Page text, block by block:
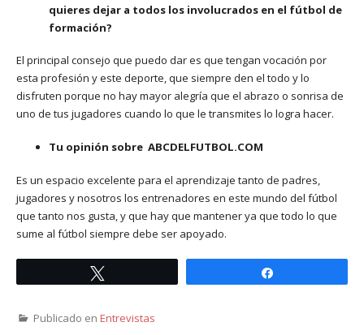
quieres dejar a todos los involucrados en el fútbol de
formación?
El principal consejo que puedo dar es que tengan vocación por
esta profesión y este deporte, que siempre den el todo y lo
disfruten porque no hay mayor alegría que el abrazo o sonrisa de
uno de tus jugadores cuando lo que le transmites lo logra hacer.
Tu opinión sobre ABCDELFUTBOL.COM
Es un espacio excelente para el aprendizaje tanto de padres,
jugadores y nosotros los entrenadores en este mundo del fútbol
que tanto nos gusta, y que hay que mantener ya que todo lo que
sume al fútbol siempre debe ser apoyado.
Publicado en Entrevistas